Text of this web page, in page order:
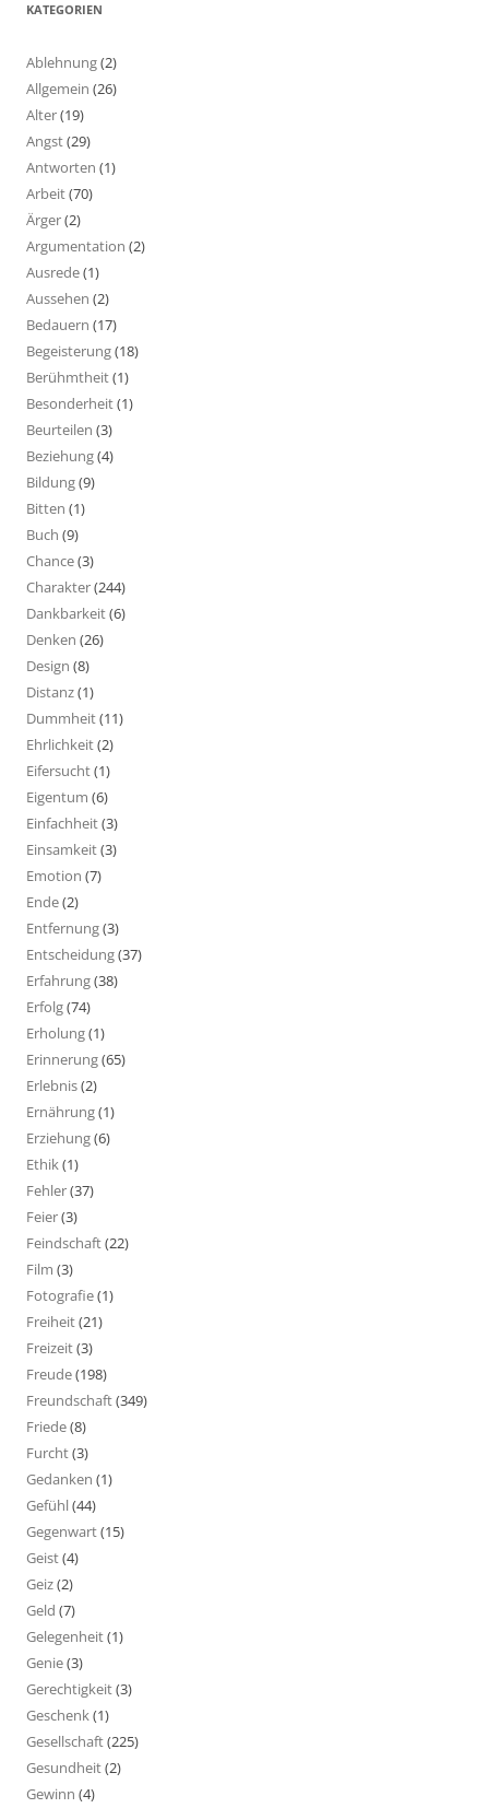
KATEGORIEN
Ablehnung(2)
Allgemein (26)
Alter(19)
Angst(29)
Antworten (1)
Arbeit(70)
Ärger(2)
Argumentation (2)
Ausrede(1)
Aussehen (2)
Bedauern (17)
Begeisterung(18)
Berühmtheit(1)
Besonderheit(1)
Beurteilen (3)
Beziehung(4)
Bildung(9)
Bitten (1)
Buch (9)
Chance(3)
Charakter(244)
Dankbarkeit(6)
Denken (26)
Design (8)
Distanz(1)
Dummheit(11)
Ehrlichkeit(2)
Eifersucht(1)
Eigentum (6)
Einfachheit(3)
Einsamkeit(3)
Emotion (7)
Ende(2)
Entfernung(3)
Entscheidung(37)
Erfahrung(38)
Erfolg(74)
Erholung(1)
Erinnerung(65)
Erlebnis(2)
Ernährung(1)
Erziehung(6)
Ethik(1)
Fehler(37)
Feier(3)
Feindschaft(22)
Film (3)
Fotografie(1)
Freiheit(21)
Freizeit(3)
Freude(198)
Freundschaft(349)
Friede(8)
Furcht(3)
Gedanken (1)
Gefühl(44)
Gegenwart(15)
Geist(4)
Geiz(2)
Geld (7)
Gelegenheit(1)
Genie(3)
Gerechtigkeit(3)
Geschenk(1)
Gesellschaft(225)
Gesundheit(2)
Gewinn (4)